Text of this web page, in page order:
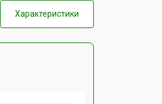
Характеристики